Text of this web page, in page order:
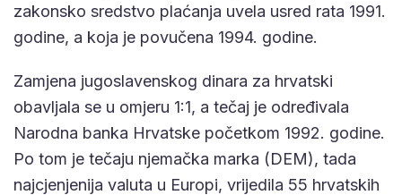
zakonsko sredstvo plaćanja uvela usred rata 1991.
godine, a koja je povučena 1994. godine.
Zamjena jugoslavenskog dinara za hrvatski
obavljala se u omjeru 1:1, a tečaj je određivala
Narodna banka Hrvatske početkom 1992. godine.
Po tom je tečaju njemačka marka (DEM), tada
najcjenjenija valuta u Europi, vrijedila 55 hrvatskih